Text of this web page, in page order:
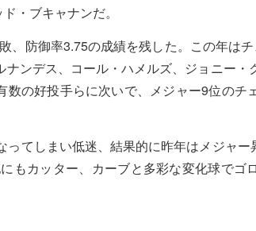
・ブキャナンだ。
、防御率3.75の成績を残した。この年は
ンデス、コール・ハメルズ、ジョニー・
の好投手らに次いで、メジャー9位のチ
てしまい低迷、結果的に昨年はメジャ
もカッター、カーブと多彩な変化球でゴ